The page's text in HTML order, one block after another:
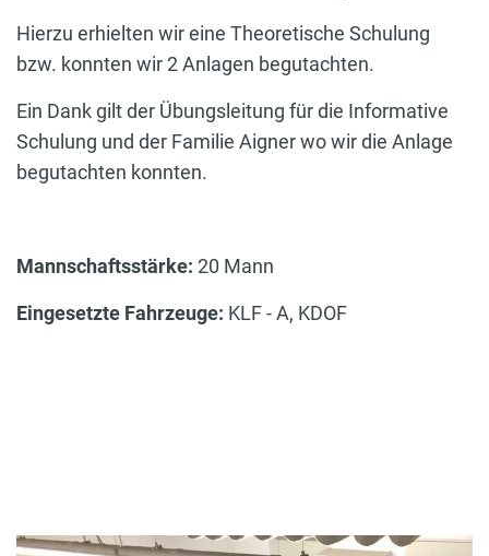
Hierzu erhielten wir eine Theoretische Schulung
bzw. konnten wir 2 Anlagen begutachten.
Ein Dank gilt der Übungsleitung für die Informative
Schulung und der Familie Aigner wo wir die Anlage
begutachten konnten.
Mannschaftsstärke: 20 Mann
Eingesetzte Fahrzeuge: KLF - A, KDOF